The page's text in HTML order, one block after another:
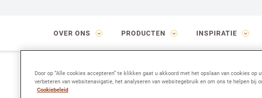
La Lorraine Bakery Group
OVER ONS PRODUCTEN INSPIRATIE
Door op “Alle cookies accepteren” te klikken gaat u akkoord met het opslaan van cookies op
verbeteren van websitenavigatie, het analyseren van websitegebruik en om ons te helpen bij
Cookiebeleid